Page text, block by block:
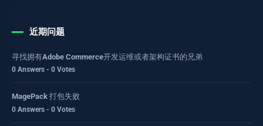
近期问题
寻找拥有Adobe Commerce开发运维或者架构证书的兄弟
0 Answers - 0 Votes
MagePack 打包失败
0 Answers - 0 Votes